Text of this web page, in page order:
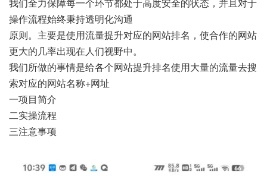
我们全力保障每一个环节都处于高度安全的状态，并且对于
操作流程始终秉持透明化沟通
原则。主要是使用流量提升对应的网站排名，使合作的网站
更大的几率出现在人们视野中。
我们所做的事情是给各个网站提升排名使用大量的流量去搜
索对应的网站名称+网址
一项目简介
二实操流程
三注意事项